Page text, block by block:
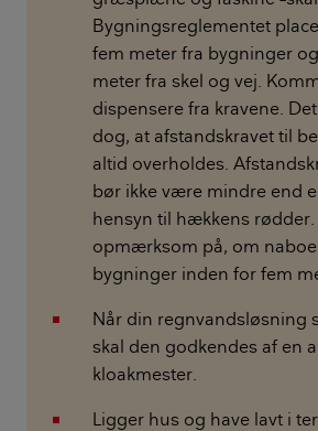
Bygningsreglementet
fem meter fra bygninger
meter fra skel og vej.
dispensere fra kravene.
dog, at afstandskravet til
altid overholdes.
bør ikke være mindre end
hensyn til hækkens
opmærksom på, om
bygninger inden for fem
Når din regnvandsløsning
skal den godkendes af en
kloakmester.
Ligger hus og have lavt i